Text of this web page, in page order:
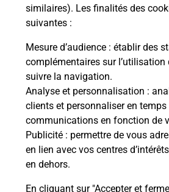
similaires). Les finalités des
suivantes :
Mesure d’audience : établir des
complémentaires sur l’utilisation
suivre la navigation.
Analyse et personnalisation :
clients et personnaliser en
communications en fonction de
Publicité : permettre de vous
en lien avec vos centres
en dehors.
En cliquant sur "Accepter et
En savoir plus
Permis Bateau
Vous cherchez à passer votre
Joinville (52300) ? Découvrez
La Poste.
En savoir plus